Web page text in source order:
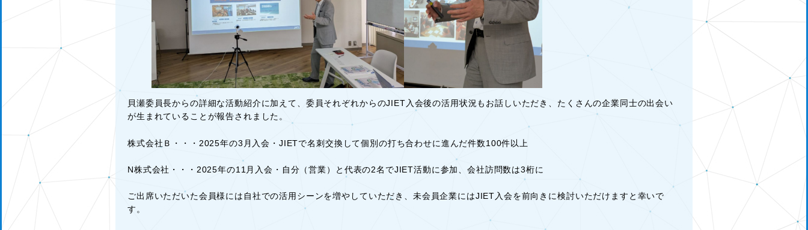
貝瀬委員長からの詳細な活動紹介に加えて、委員それぞれからのJIET入会後の活用状況もお話しいただき、たくさんの企業同士の出会い
が生まれていることが報告されました。
株式会社Ｂ・・・2025年の3月入会・JIETで名刺交換して個別の打ち合わせに進んだ件数100件以上
N株式会社・・・2025年の11月入会・自分（営業）と代表の2名でJIET活動に参加、会社訪問数は3桁に
ご出席いただいた会員様には自社での活用シーンを増やしていただき、未会員企業にはJIET入会を前向きに検討いただけますと幸いで
す。